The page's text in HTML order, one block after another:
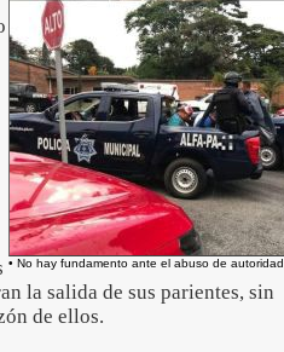
• No hay fundamento ante el abuso de autoridad.
la salida de sus parientes, sin
de ellos.